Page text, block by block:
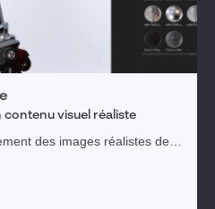
visuel réaliste
des images réalistes de